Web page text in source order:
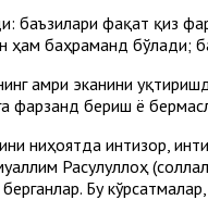
баъзилари фақат қиз
баҳраманд бўлади;
амри эканини
бериш ё
ниҳоятда интизор,
Расулуллоҳ
Бу